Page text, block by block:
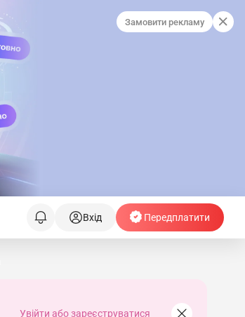
Замовити рекламу
Вхід Передплатити
Увійти або зареєструватися